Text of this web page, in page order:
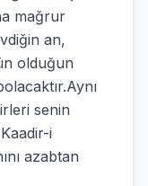
mağrur
an,
olduğun
senin
i
azabtan